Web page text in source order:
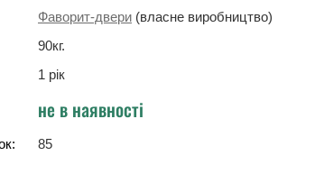
Фаворит-двери (власне виробництво)
90кг.
1 рік
не в наявності
85